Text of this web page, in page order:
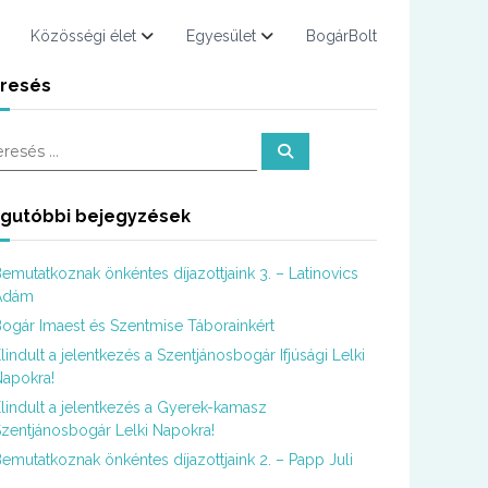
Közösségi élet Egyesület BogárBolt
K
bejegyzések
önkéntes díjazottjaink 3. – Latinovics
Imaest és Szentmise Táborainkért
a jelentkezés a Szentjánosbogár Ifjúsági Lelki
a jelentkezés a Gyerek-kamasz
Lelki Napokra!
önkéntes díjazottjaink 2. – Papp Juli